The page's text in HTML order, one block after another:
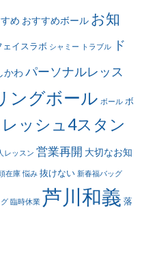
め おすすめボール お知
ェイスラボ シャミー トラブル
ド
かわ パーソナルレッス
ングボール ボール ボ
レッシュ4スタン
レッスン 営業再開 大切なお知
在庫 悩み 抜けない 新春福バッグ
臨時休業 芦川和義 落